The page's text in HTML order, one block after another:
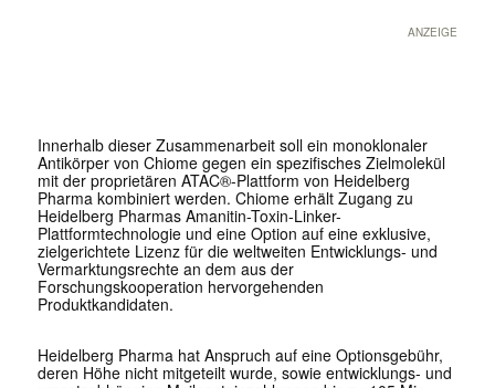
ANZEIGE
Innerhalb dieser Zusammenarbeit soll ein monoklonaler
Antikörper von Chiome gegen ein spezifisches Zielmolekül
mit der proprietären ATAC®-Plattform von Heidelberg
Pharma kombiniert werden. Chiome erhält Zugang zu
Heidelberg Pharmas Amanitin-Toxin-Linker-
Plattformtechnologie und eine Option auf eine exklusive,
zielgerichtete Lizenz für die weltweiten Entwicklungs- und
Vermarktungsrechte an dem aus der
Forschungskooperation hervorgehenden
Produktkandidaten.
Heidelberg Pharma hat Anspruch auf eine Optionsgebühr,
deren Höhe nicht mitgeteilt wurde, sowie entwicklungs- und